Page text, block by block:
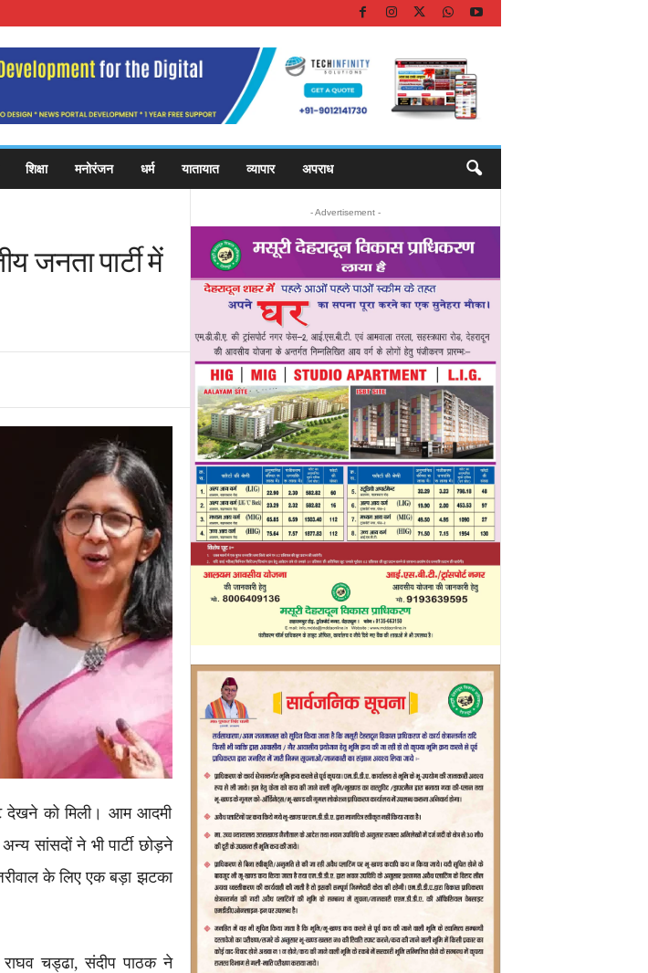
शिक्षा मनोरंजन धर्म यातायात व्यापार अपराध
जनता पार्टी में
देखने को मिली। आम आदमी
सांसदों ने भी पार्टी छोड़ने
के लिए एक बड़ा झटका
चड्ढा, संदीप पाठक ने
- Advertisement -